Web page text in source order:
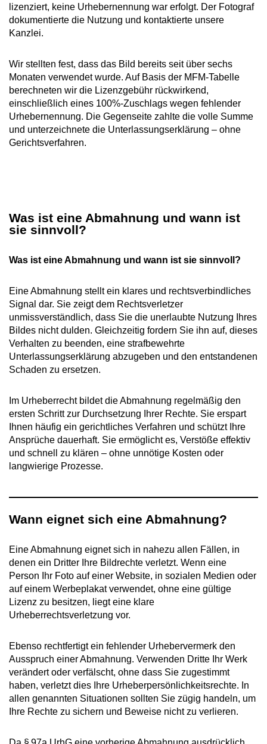
lizenziert, keine Urhebernennung war erfolgt. Der Fotograf
dokumentierte die Nutzung und kontaktierte unsere
Kanzlei.
Wir stellten fest, dass das Bild bereits seit über sechs
Monaten verwendet wurde. Auf Basis der MFM-Tabelle
berechneten wir die Lizenzgebühr rückwirkend,
einschließlich eines 100%-Zuschlags wegen fehlender
Urhebernennung. Die Gegenseite zahlte die volle Summe
und unterzeichnete die Unterlassungserklärung – ohne
Gerichtsverfahren.
Was ist eine Abmahnung und wann ist
sie sinnvoll?
Was ist eine Abmahnung und wann ist sie sinnvoll?
Eine Abmahnung stellt ein klares und rechtsverbindliches
Signal dar. Sie zeigt dem Rechtsverletzer
unmissverständlich, dass Sie die unerlaubte Nutzung Ihres
Bildes nicht dulden. Gleichzeitig fordern Sie ihn auf, dieses
Verhalten zu beenden, eine strafbewehrte
Unterlassungserklärung abzugeben und den entstandenen
Schaden zu ersetzen.
Im Urheberrecht bildet die Abmahnung regelmäßig den
ersten Schritt zur Durchsetzung Ihrer Rechte. Sie erspart
Ihnen häufig ein gerichtliches Verfahren und schützt Ihre
Ansprüche dauerhaft. Sie ermöglicht es, Verstöße effektiv
und schnell zu klären – ohne unnötige Kosten oder
langwierige Prozesse.
Wann eignet sich eine Abmahnung?
Eine Abmahnung eignet sich in nahezu allen Fällen, in
denen ein Dritter Ihre Bildrechte verletzt. Wenn eine
Person Ihr Foto auf einer Website, in sozialen Medien oder
auf einem Werbeplakat verwendet, ohne eine gültige
Lizenz zu besitzen, liegt eine klare
Urheberrechtsverletzung vor.
Ebenso rechtfertigt ein fehlender Urhebervermerk den
Ausspruch einer Abmahnung. Verwenden Dritte Ihr Werk
verändert oder verfälscht, ohne dass Sie zugestimmt
haben, verletzt dies Ihre Urheberpersönlichkeitsrechte. In
allen genannten Situationen sollten Sie zügig handeln, um
Ihre Rechte zu sichern und Beweise nicht zu verlieren.